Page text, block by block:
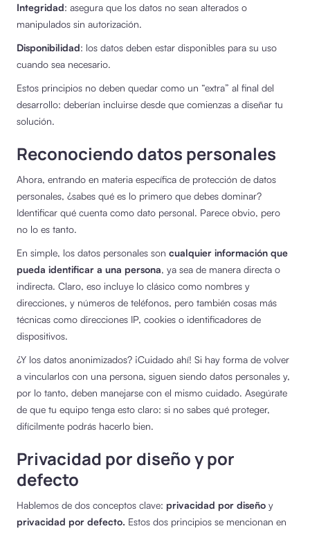
Integridad: asegura que los datos no sean alterados o
manipulados sin autorización.
Disponibilidad: los datos deben estar disponibles para su uso
cuando sea necesario.
Estos principios no deben quedar como un “extra” al final del
desarrollo: deberían incluirse desde que comienzas a diseñar tu
solución.
Reconociendo datos personales
Ahora, entrando en materia específica de protección de datos
personales, ¿sabes qué es lo primero que debes dominar?
Identificar qué cuenta como dato personal. Parece obvio, pero
no lo es tanto.
En simple, los datos personales son cualquier información que
pueda identificar a una persona, ya sea de manera directa o
indirecta. Claro, eso incluye lo clásico como nombres y
direcciones, y números de teléfonos, pero también cosas más
técnicas como direcciones IP, cookies o identificadores de
dispositivos.
¿Y los datos anonimizados? ¡Cuidado ahí! Si hay forma de volver
a vincularlos con una persona, siguen siendo datos personales y,
por lo tanto, deben manejarse con el mismo cuidado. Asegúrate
de que tu equipo tenga esto claro: si no sabes qué proteger,
difícilmente podrás hacerlo bien.
Privacidad por diseño y por
defecto
Hablemos de dos conceptos clave: privacidad por diseño y
privacidad por defecto. Estos dos principios se mencionan en